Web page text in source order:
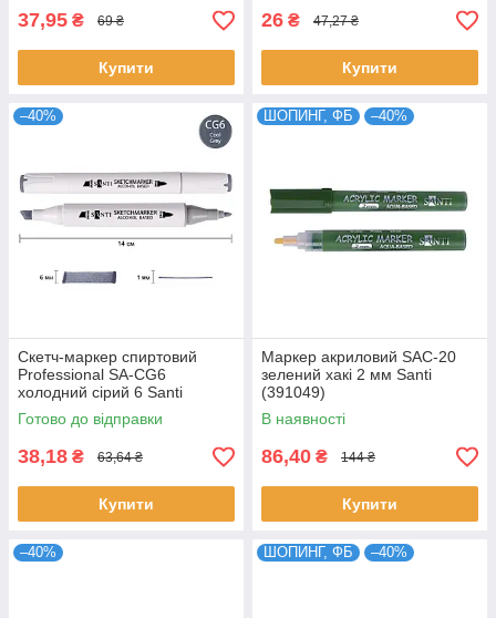
37,95 ₴ 69 ₴
Купити
26 ₴ 47,27 ₴
Купити
–40%
Скетч-маркер спиртовий
Professional SA-CG6
холодний сірий 6 Santi
(390832)
Готово до відправки
38,18 ₴ 63,64 ₴
Купити
ШОПИНГ, ФБ –40%
Маркер акриловий SAC-20
зелений хакі 2 мм Santi
(391049)
В наявності
86,40 ₴ 144 ₴
Купити
–40% ШОПИНГ, ФБ –40%